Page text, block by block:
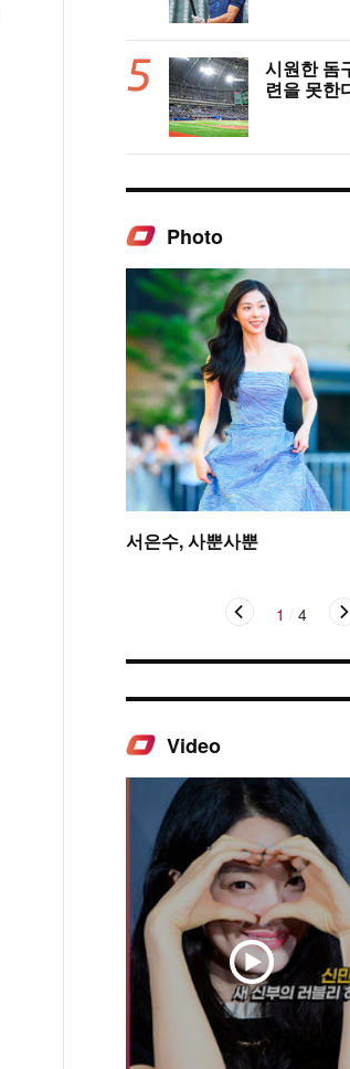
시원한 돔
련을 못한
있을까
Photo
서은수, 사뿐사뿐
1 4
Video